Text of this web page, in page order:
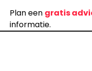
Plan een gratis
informatie.